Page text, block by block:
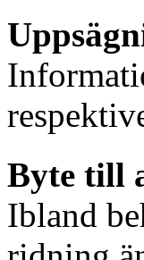
Byte till
Ibland